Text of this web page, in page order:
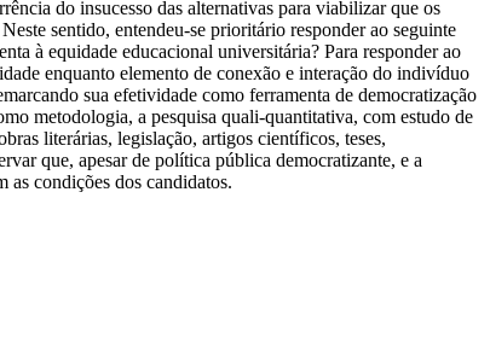
do insucesso das alternativas para viabilizar que os
sentido, entendeu-se prioritário responder ao seguinte
à equidade educacional universitária? Para responder ao
enquanto elemento de conexão e interação do indivíduo
sua efetividade como ferramenta de democratização
metodologia, a pesquisa quali-quantitativa, com estudo de
literárias, legislação, artigos científicos, teses,
que, apesar de política pública democratizante, e a
condições dos candidatos.